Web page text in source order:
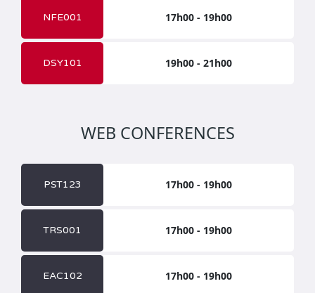
NFE001 17h00 - 19h00
DSY101 19h00 - 21h00
WEB CONFERENCES
PST123 17h00 - 19h00
TRS001 17h00 - 19h00
EAC102 17h00 - 19h00